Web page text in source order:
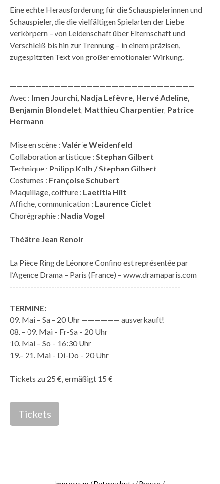
Eine echte Herausforderung für die Schauspielerinnen und
Schauspieler, die die vielfältigen Spielarten der Liebe
verkörpern – von Leidenschaft über Elternschaft und
Verschleiß bis hin zur Trennung – in einem präzisen,
zugespitzten Text von großer emotionaler Wirkung.
—————————————————————————————
Avec : Imen Jourchi, Nadja Lefèvre, Hervé Adeline,
Benjamin Blondelet, Matthieu Charpentier, Patrice
Hermann
Mise en scène : Valérie Weidenfeld
Collaboration artistique : Stephan Gilbert
Technique : Philipp Kolb / Stephan Gilbert
Costumes : Françoise Schubert
Maquillage, coiffure : Laetitia Hilt
Affiche, communication : Laurence Ciclet
Chorégraphie : Nadia Vogel
Théâtre Jean Renoir
La Pièce Ring de Léonore Confino est représentée par
l’Agence Drama – Paris (France) – www.dramaparis.com
----------------------------------------------------------
TERMINE:
09. Mai – Sa – 20 Uhr —————— ausverkauft!
08. – 09. Mai – Fr-Sa – 20 Uhr
10. Mai – So – 16:30 Uhr
19.– 21. Mai – Di-Do – 20 Uhr
Tickets zu 25 €, ermäßigt 15 €
Tickets